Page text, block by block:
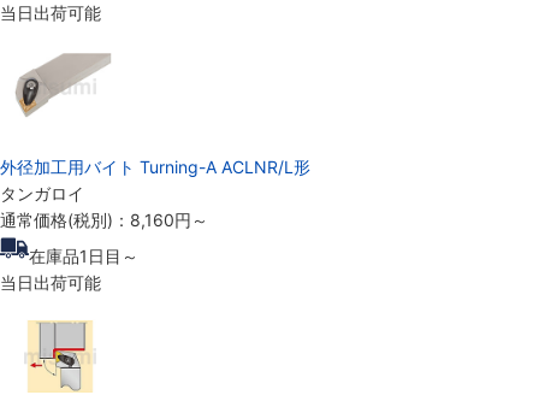
当日出荷可能
外径加工用バイト Turning-A ACLNR/L形
タンガロイ
通常価格(税別)： 8,160円 ～
在庫品1日目～
当日出荷可能